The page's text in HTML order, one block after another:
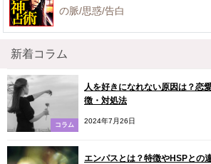
の脈/思惑/告白
新着コラム
コラム
人を好きになれない原因は？恋
徴・対処法
2024年7月26日
エンパスとは？特徴やHSPとの